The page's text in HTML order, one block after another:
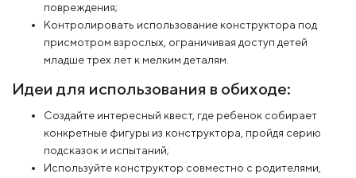
повреждения;
Контролировать использование конструктора под
присмотром взрослых, ограничивая доступ детей
младше трех лет к мелким деталям.
Идеи для использования в обиходе:
Создайте интересный квест, где ребенок собирает
конкретные фигуры из конструктора, пройдя серию
подсказок и испытаний;
Используйте конструктор совместно с родителями,